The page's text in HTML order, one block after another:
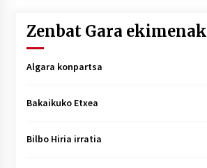
Zenbat Gara ekimenak
Algara konpartsa
Bakaikuko Etxea
Bilbo Hiria irratia